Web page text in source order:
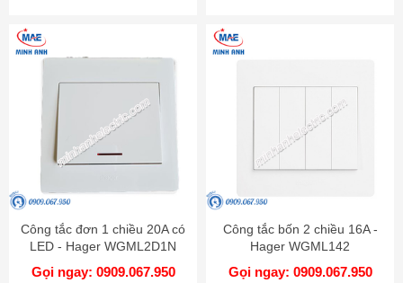
Công tắc đơn 1 chiều 20A có
LED - Hager WGML2D1N
Gọi ngay: 0909.067.950
Công tắc bốn 2 chiều 16A -
Hager WGML142
Gọi ngay: 0909.067.950